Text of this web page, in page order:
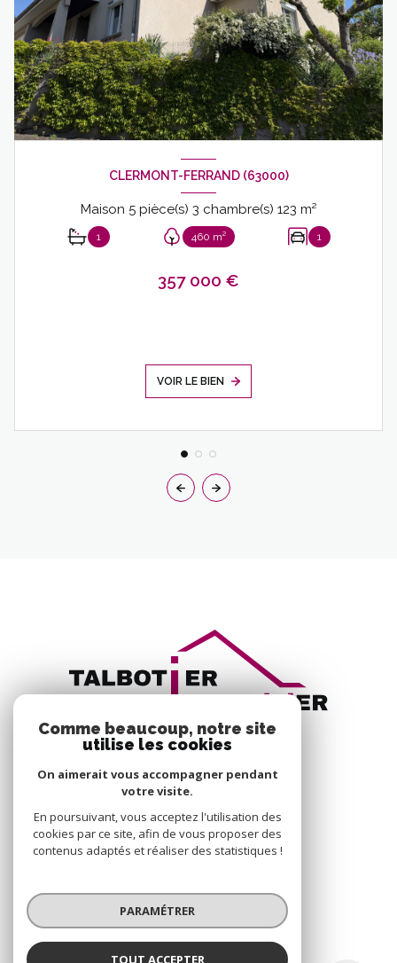
CLERMONT-FERRAND (63000)
Maison 5 pièce(s) 3 chambre(s) 123 m²
1 460 m² 1
357 000 €
VOIR LE BIEN
VOTRE ESPACE
ESPACE PROPRIÉTAIRE
SE CONNECTER
Comme beaucoup, notre site
utilise les cookies
On aimerait vous accompagner pendant
votre visite.
En poursuivant, vous acceptez l'utilisation des
cookies par ce site, afin de vous proposer des
contenus adaptés et réaliser des statistiques !
PARAMÉTRER
TOUT ACCEPTER